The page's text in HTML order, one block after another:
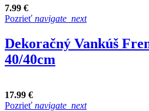
7.99 €
Pozrieť navigate_next
Dekoračný Vankúš
40/40cm
17.99 €
Pozrieť navigate_next